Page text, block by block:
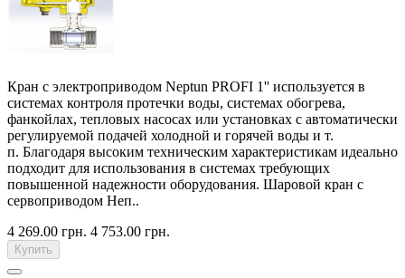
Кран с электроприводом Neptun PROFI 1'' используется в
системах контроля протечки воды, системах обогрева,
фанкойлах, тепловых насосах или установках с автоматически
регулируемой подачей холодной и горячей воды и т.
п. Благодаря высоким техническим характеристикам идеально
подходит для использования в системах требующих
повышенной надежности оборудования. Шаровой кран с
сервоприводом Неп..
4 269.00 грн. 4 753.00 грн.
Купить